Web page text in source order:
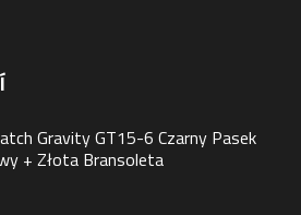
Gravity GT15-6 Czarny Pasek
+ Złota Bransoleta